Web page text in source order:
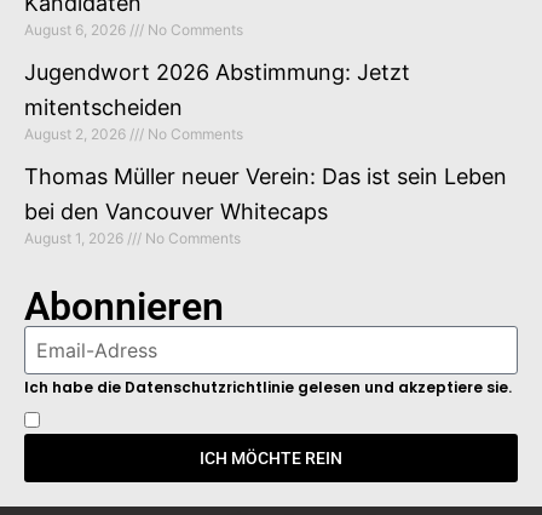
August 6, 2026 No Comments
Jugendwort 2026 Abstimmung: Jetzt
mitentscheiden
August 2, 2026 No Comments
Thomas Müller neuer Verein: Das ist sein Leben
bei den Vancouver Whitecaps
August 1, 2026 No Comments
Abonnieren
Ich habe die Datenschutzrichtlinie gelesen und akzeptiere sie.
ICH MÖCHTE REIN